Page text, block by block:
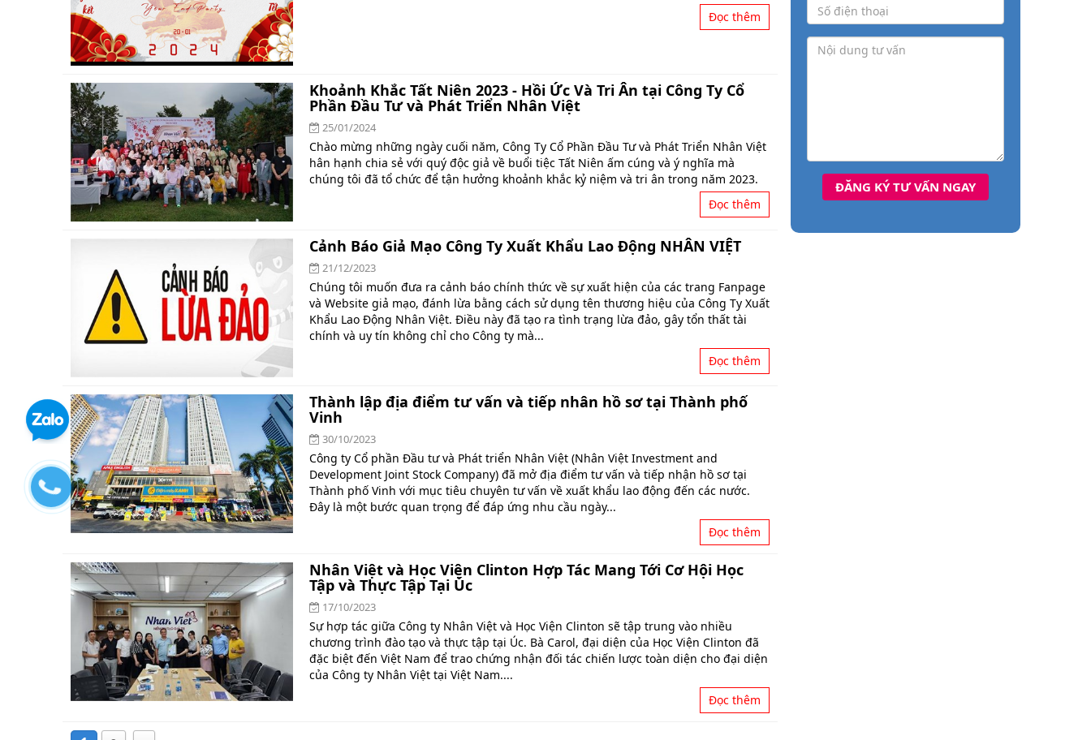
Đọc thêm
Khoảnh Khắc Tất Niên 2023 - Hồi Ức Và Tri Ân tại Công Ty Cổ
Phần Đầu Tư và Phát Triển Nhân Việt
25/01/2024
Chào mừng những ngày cuối năm, Công Ty Cổ Phần Đầu Tư và Phát Triển Nhân Việt
hân hạnh chia sẻ với quý độc giả về buổi tiệc Tất Niên ấm cúng và ý nghĩa mà
chúng tôi đã tổ chức để tận hưởng khoảnh khắc kỷ niệm và tri ân trong năm 2023.
Đọc thêm
Cảnh Báo Giả Mạo Công Ty Xuất Khẩu Lao Động NHÂN VIỆT
21/12/2023
Chúng tôi muốn đưa ra cảnh báo chính thức về sự xuất hiện của các trang Fanpage
và Website giả mạo, đánh lừa bằng cách sử dụng tên thương hiệu của Công Ty Xuất
Khẩu Lao Động Nhân Việt. Điều này đã tạo ra tình trạng lừa đảo, gây tổn thất tài
chính và uy tín không chỉ cho Công ty mà...
Đọc thêm
Thành lập địa điểm tư vấn và tiếp nhân hồ sơ tại Thành phố
Vinh
30/10/2023
Công ty Cổ phần Đầu tư và Phát triển Nhân Việt (Nhân Việt Investment and
Development Joint Stock Company) đã mở địa điểm tư vấn và tiếp nhận hồ sơ tại
Thành phố Vinh với mục tiêu chuyên tư vấn về xuất khẩu lao động đến các nước.
Đây là một bước quan trọng để đáp ứng nhu cầu ngày...
Đọc thêm
Nhân Việt và Học Viện Clinton Hợp Tác Mang Tới Cơ Hội Học
Tập và Thực Tập Tại Úc
17/10/2023
Sự hợp tác giữa Công ty Nhân Việt và Học Viện Clinton sẽ tập trung vào nhiều
chương trình đào tạo và thực tập tại Úc. Bà Carol, đại diện của Học Viện Clinton đã
đặc biệt đến Việt Nam để trao chứng nhận đối tác chiến lược toàn diện cho đại diện
của Công ty Nhân Việt tại Việt Nam....
Đọc thêm